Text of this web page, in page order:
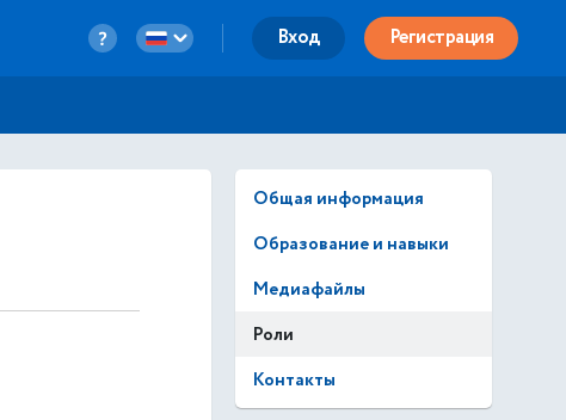
Вход Регистрация
Общая информация
Образование и навыки
Медиафайлы
Роли
Контакты